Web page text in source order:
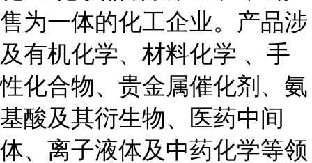
售为一体的化工企业。产品涉
及有机化学、材料化学 、手
性化合物、贵金属催化剂、氨
基酸及其衍生物、医药中间
体、离子液体及中药化学等领